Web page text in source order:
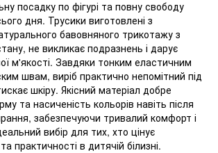
посадку по фігурі та повну свободу
дня. Трусики виготовлені з
бавовняного трикотажу з
не викликає подразнень і дарує
м'якості. Завдяки тонким еластичним
швам, виріб практично непомітний під
шкіру. Якісний матеріал добре
та насиченість кольорів навіть після
забезпечуючи тривалий комфорт і
вибір для тих, хто цінує
практичності в дитячій білизні.